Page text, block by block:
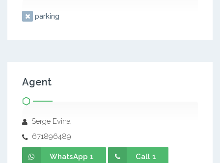
parking
Agent
Serge Evina
671896489
WhatsApp 1 Call 1